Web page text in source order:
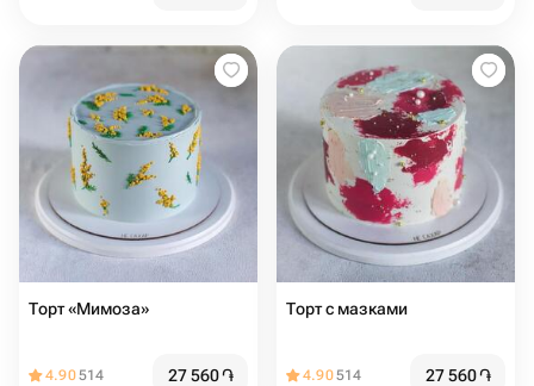
Торт «Мимоза»
4.90514 27 560֏
Торт с мазками
4.90514 27 560֏